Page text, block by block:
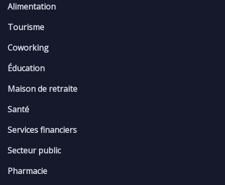
Alimentation
Tourisme
Coworking
Éducation
Maison de retraite
Santé
Services financiers
Secteur public
Pharmacie